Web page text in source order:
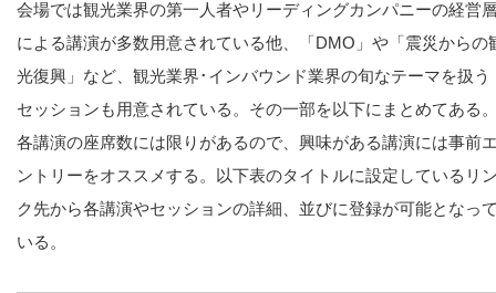
会場では観光業界の第一人者やリーディングカンパニーの経営
による講演が多数用意されている他、「DMO」や「震災からの
光復興」など、観光業界･インバウンド業界の旬なテーマを扱う
セッションも用意されている。その一部を以下にまとめてある
各講演の座席数には限りがあるので、興味がある講演には事前
ントリーをオススメする。以下表のタイトルに設定しているリ
ク先から各講演やセッションの詳細、並びに登録が可能となっ
いる。